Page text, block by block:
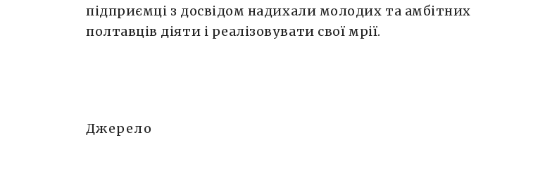
підприємці з досвідом надихали молодих та амбітних
полтавців діяти і реалізовувати свої мрії.
Джерело